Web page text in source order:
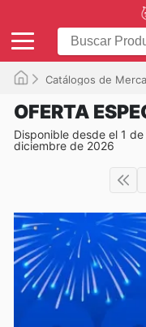
Catálogos de
OFERTA
Disponible desde el 1
diciembre de 2026